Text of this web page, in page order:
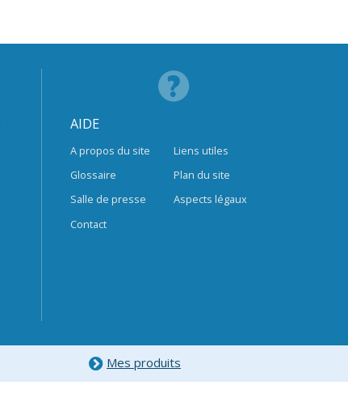
AIDE
A propos du site
Glossaire
Salle de presse
Contact
Liens utiles
Plan du site
Aspects légaux
Mes produits